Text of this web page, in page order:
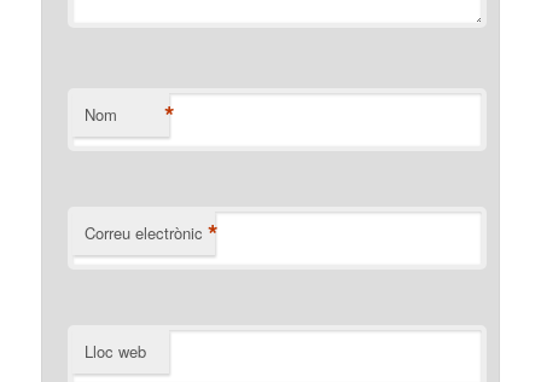
Nom *
Correu electrònic *
Lloc web